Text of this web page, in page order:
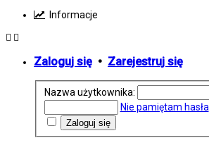
Informacje
Zaloguj się • Zarejestruj się
Nazwa użytkownika:
Nie pamiętam hasła